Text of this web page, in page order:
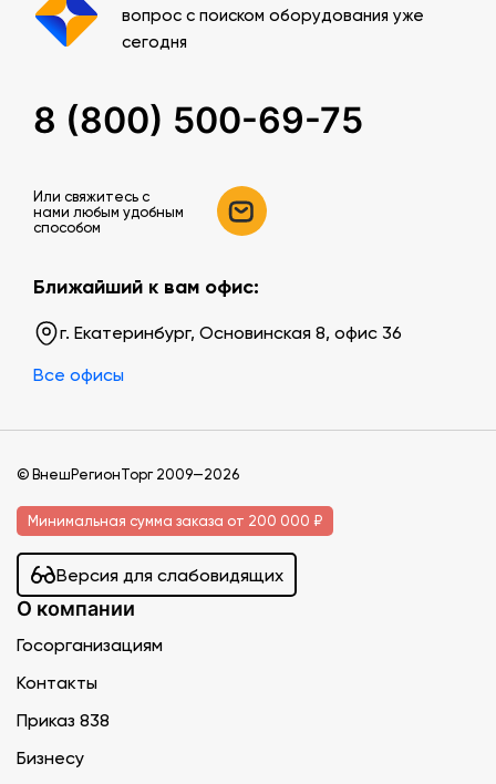
вопрос с поиском оборудования уже
сегодня
8 (800) 500-69-75
Или свяжитесь c
нами любым удобным
способом
Ближайший к вам офис:
г. Екатеринбург, Основинская 8, офис 36
Все офисы
© ВнешРегионТорг 2009—2026
Минимальная сумма заказа от 200 000 ₽
Версия для слабовидящих
О компании
Госорганизациям
Контакты
Приказ 838
Бизнесу